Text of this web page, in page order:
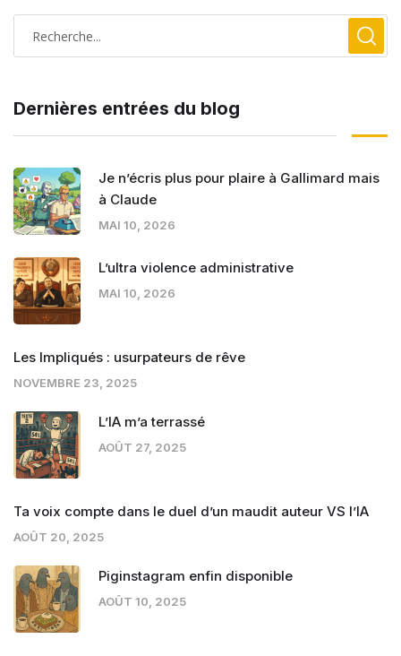
Dernières entrées du blog
Je n’écris plus pour plaire à Gallimard mais
à Claude
MAI 10, 2026
L’ultra violence administrative
MAI 10, 2026
Les Impliqués : usurpateurs de rêve
NOVEMBRE 23, 2025
L’IA m’a terrassé
AOÛT 27, 2025
Ta voix compte dans le duel d’un maudit auteur VS l’IA
AOÛT 20, 2025
Piginstagram enfin disponible
AOÛT 10, 2025